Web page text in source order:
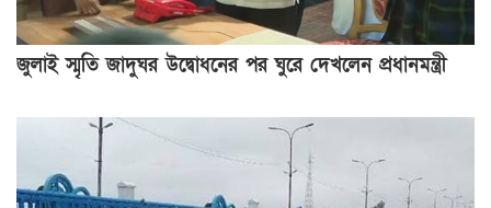
জুলাই স্মৃতি জাদুঘর উদ্বোধনের পর ঘুরে দেখলেন প্রধানমন্ত্রী